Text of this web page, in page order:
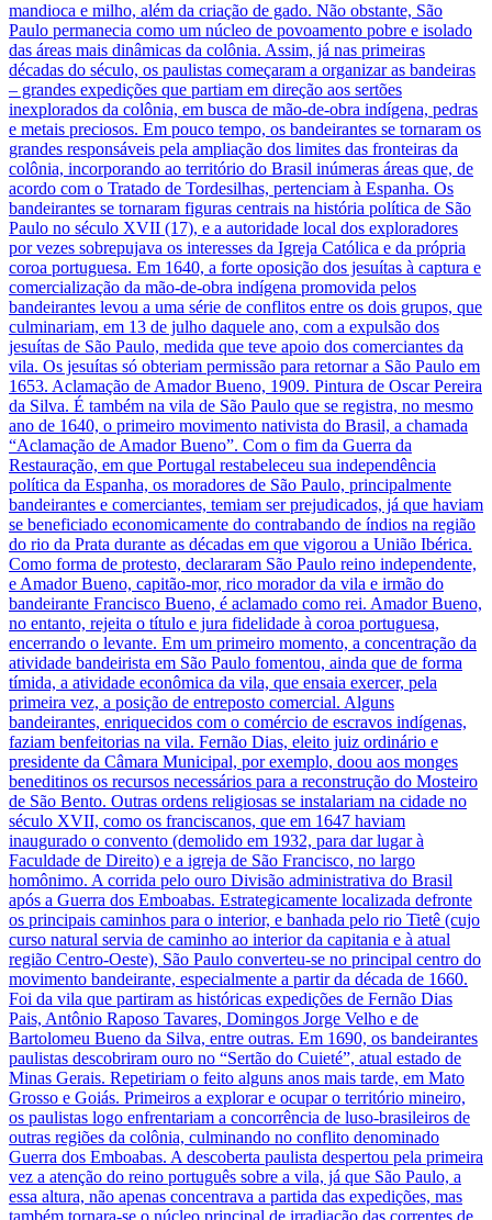
mandioca e milho, além da criação de gado. Não obstante, São
Paulo permanecia como um núcleo de povoamento pobre e isolado
das áreas mais dinâmicas da colônia. Assim, já nas primeiras
décadas do século, os paulistas começaram a organizar as bandeiras
– grandes expedições que partiam em direção aos sertões
inexplorados da colônia, em busca de mão-de-obra indígena, pedras
e metais preciosos. Em pouco tempo, os bandeirantes se tornaram os
grandes responsáveis pela ampliação dos limites das fronteiras da
colônia, incorporando ao território do Brasil inúmeras áreas que, de
acordo com o Tratado de Tordesilhas, pertenciam à Espanha. Os
bandeirantes se tornaram figuras centrais na história política de São
Paulo no século XVII (17), e a autoridade local dos exploradores
por vezes sobrepujava os interesses da Igreja Católica e da própria
coroa portuguesa. Em 1640, a forte oposição dos jesuítas à captura e
comercialização da mão-de-obra indígena promovida pelos
bandeirantes levou a uma série de conflitos entre os dois grupos, que
culminariam, em 13 de julho daquele ano, com a expulsão dos
jesuítas de São Paulo, medida que teve apoio dos comerciantes da
vila. Os jesuítas só obteriam permissão para retornar a São Paulo em
1653. Aclamação de Amador Bueno, 1909. Pintura de Oscar Pereira
da Silva. É também na vila de São Paulo que se registra, no mesmo
ano de 1640, o primeiro movimento nativista do Brasil, a chamada
“Aclamação de Amador Bueno”. Com o fim da Guerra da
Restauração, em que Portugal restabeleceu sua independência
política da Espanha, os moradores de São Paulo, principalmente
bandeirantes e comerciantes, temiam ser prejudicados, já que haviam
se beneficiado economicamente do contrabando de índios na região
do rio da Prata durante as décadas em que vigorou a União Ibérica.
Como forma de protesto, declararam São Paulo reino independente,
e Amador Bueno, capitão-mor, rico morador da vila e irmão do
bandeirante Francisco Bueno, é aclamado como rei. Amador Bueno,
no entanto, rejeita o título e jura fidelidade à coroa portuguesa,
encerrando o levante. Em um primeiro momento, a concentração da
atividade bandeirista em São Paulo fomentou, ainda que de forma
tímida, a atividade econômica da vila, que ensaia exercer, pela
primeira vez, a posição de entreposto comercial. Alguns
bandeirantes, enriquecidos com o comércio de escravos indígenas,
faziam benfeitorias na vila. Fernão Dias, eleito juiz ordinário e
presidente da Câmara Municipal, por exemplo, doou aos monges
beneditinos os recursos necessários para a reconstrução do Mosteiro
de São Bento. Outras ordens religiosas se instalariam na cidade no
século XVII, como os franciscanos, que em 1647 haviam
inaugurado o convento (demolido em 1932, para dar lugar à
Faculdade de Direito) e a igreja de São Francisco, no largo
homônimo. A corrida pelo ouro Divisão administrativa do Brasil
após a Guerra dos Emboabas. Estrategicamente localizada defronte
os principais caminhos para o interior, e banhada pelo rio Tietê (cujo
curso natural servia de caminho ao interior da capitania e à atual
região Centro-Oeste), São Paulo converteu-se no principal centro do
movimento bandeirante, especialmente a partir da década de 1660.
Foi da vila que partiram as históricas expedições de Fernão Dias
Pais, Antônio Raposo Tavares, Domingos Jorge Velho e de
Bartolomeu Bueno da Silva, entre outras. Em 1690, os bandeirantes
paulistas descobriram ouro no “Sertão do Cuieté”, atual estado de
Minas Gerais. Repetiriam o feito alguns anos mais tarde, em Mato
Grosso e Goiás. Primeiros a explorar e ocupar o território mineiro,
os paulistas logo enfrentariam a concorrência de luso-brasileiros de
outras regiões da colônia, culminando no conflito denominado
Guerra dos Emboabas. A descoberta paulista despertou pela primeira
vez a atenção do reino português sobre a vila, já que São Paulo, a
essa altura, não apenas concentrava a partida das expedições, mas